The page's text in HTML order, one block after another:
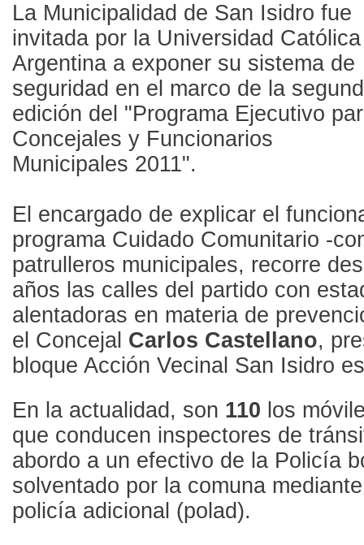
La Municipalidad de San Isidro fue
invitada por la Universidad Católica
Argentina a exponer su sistema de
seguridad en el marco de la
edición del "Programa Ejecutivo
Concejales y Funcionarios
Municipales 2011".
El encargado de explicar el
programa Cuidado Comunitario -
patrulleros municipales, recorre
años las calles del partido con
alentadoras en materia de
el Concejal Carlos Castellano,
bloque Acción Vecinal San Isidro
En la actualidad, son 110 los
que conducen inspectores de
abordo a un efectivo de la Policía
solventado por la comuna
policía adicional (polad).